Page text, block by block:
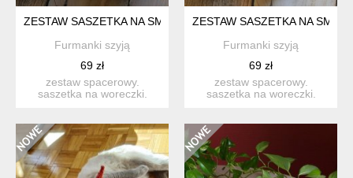
ZESTAW SASZETKA NA SMACZKI I WORECZKI # CAVALIER
Furmanki szyją
69 zł
zestaw spacerowy.
saszetka na woreczki.
ZESTAW SASZETKA NA
Furmanki szyją
69 zł
zestaw spacerowy.
saszetka na woreczki.